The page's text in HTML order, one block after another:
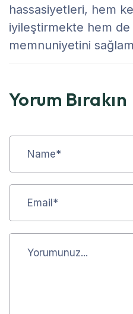
hassasiyetleri, hem
iyileştirmekte hem
memnuniyetini
Yorum Bırakın